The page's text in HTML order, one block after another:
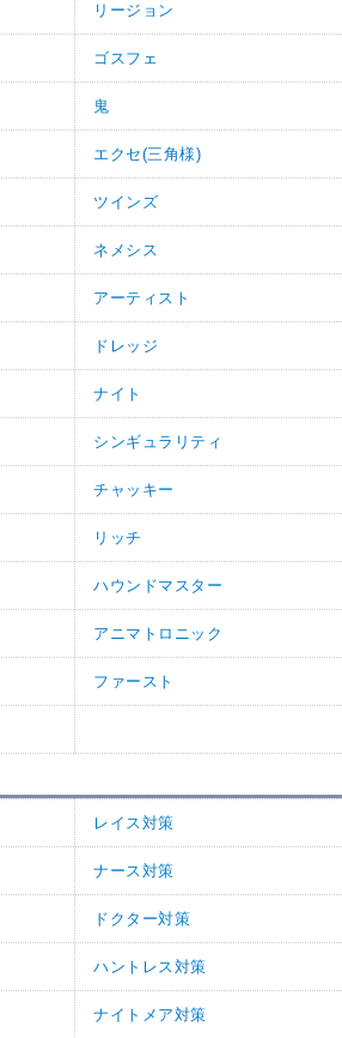
リージョン
ゴスフェ
鬼
エクセ(三角様)
ツインズ
ネメシス
アーティスト
ドレッジ
ナイト
シンギュラリティ
チャッキー
リッチ
ハウンドマスター
アニマトロニック
ファースト
レイス対策
ナース対策
ドクター対策
ハントレス対策
ナイトメア対策